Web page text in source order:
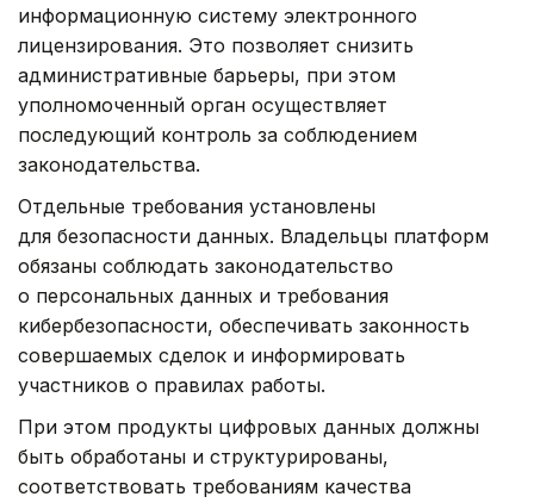
информационную систему электронного
лицензирования. Это позволяет снизить
административные барьеры, при этом
уполномоченный орган осуществляет
последующий контроль за соблюдением
законодательства.
Отдельные требования установлены
для безопасности данных. Владельцы платформ
обязаны соблюдать законодательство
о персональных данных и требования
кибербезопасности, обеспечивать законность
совершаемых сделок и информировать
участников о правилах работы.
При этом продукты цифровых данных должны
быть обработаны и структурированы,
соответствовать требованиям качества